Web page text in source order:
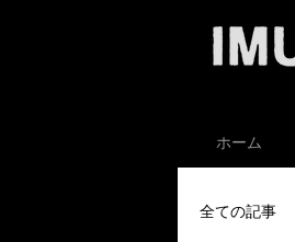
ホーム
全ての記事